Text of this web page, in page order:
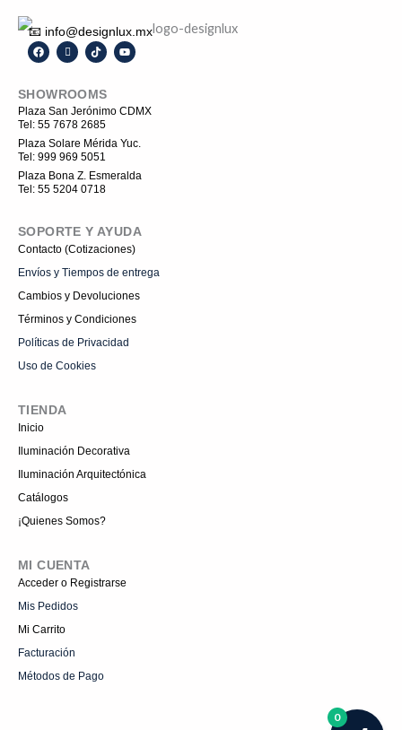
📧 info@designlux.mx
F
a
b
o
o
k
I
c
-
i
n
s
t
a
g
r
a
m
T
i
o
k
Y
o
b
e
SHOWROOMS
Plaza San Jerónimo CDMX
Tel: 55 7678 2685
Plaza Solare Mérida Yuc.
Tel: 999 969 5051
Plaza Bona Z. Esmeralda
Tel: 55 5204 0718
SOPORTE Y AYUDA
Contacto (Cotizaciones)
Envíos y Tiempos de entrega
Cambios y Devoluciones
Términos y Condiciones
Políticas de Privacidad
Uso de Cookies
TIENDA
Inicio
Iluminación Decorativa
Iluminación Arquitectónica
Catálogos
¡Quienes Somos?
MI CUENTA
Acceder o Registrarse
Mis Pedidos
Mi Carrito
Facturación
Métodos de Pago
0